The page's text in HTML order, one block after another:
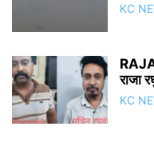
KC
राजा
KC